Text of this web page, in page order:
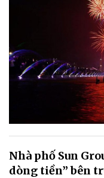
Nhà phố Sun
dòng tiền” bên